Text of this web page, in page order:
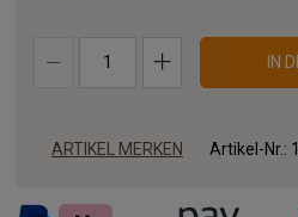
IN
ARTIKEL MERKEN Artikel-Nr.: